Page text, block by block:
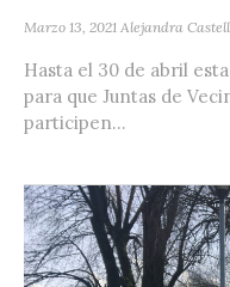
Marzo 13, 2021 Alejandra
Hasta el 30 de abril
para que Juntas de
participen...